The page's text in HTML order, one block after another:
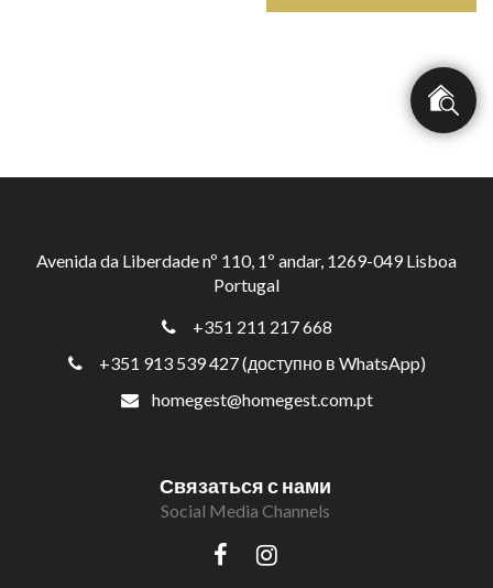
Avenida da Liberdade nº 110, 1º andar, 1269-049 Lisboa
Portugal
+351 211 217 668
+351 913 539 427 (доступно в WhatsApp)
homegest@homegest.com.pt
Связаться с нами
Social Media Channels